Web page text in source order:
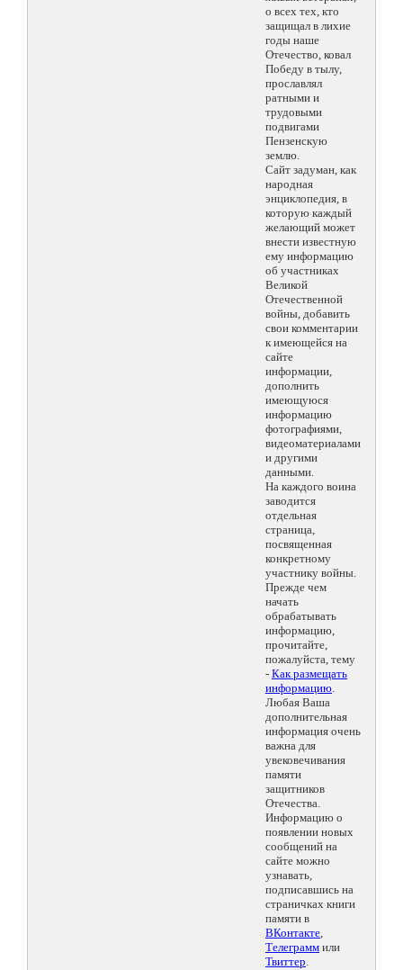
о всех тех, кто
защищал в лихие
годы наше
Отечество, ковал
Победу в тылу,
прославлял
ратными и
трудовыми
подвигами
Пензенскую
землю.
Сайт задуман, как
народная
энциклопедия, в
которую каждый
желающий может
внести известную
ему информацию
об участниках
Великой
Отечественной
войны, добавить
свои комментарии
к имеющейся на
сайте
информации,
дополнить
имеющуюся
информацию
фотографиями,
видеоматериалами
и другими
данными.
На каждого воина
заводится
отдельная
страница,
посвященная
конкретному
участнику войны.
Прежде чем
начать
обрабатывать
информацию,
прочитайте,
пожалуйста, тему
- Как размещать
информацию.
Любая Ваша
дополнительная
информация очень
важна для
увековечивания
памяти
защитников
Отечества.
Информацию о
появлении новых
сообщений на
сайте можно
узнавать,
подписавшись на
страничках книги
памяти в
ВКонтакте,
Телеграмм или
Твиттер.